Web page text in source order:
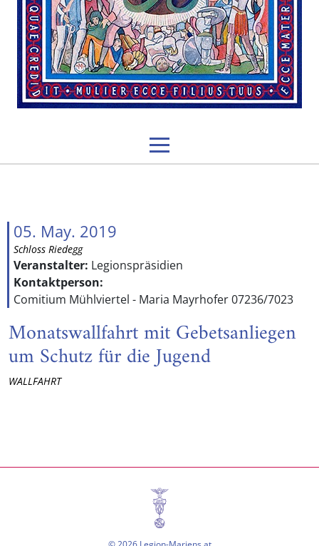
05. May. 2019
Schloss Riedegg
Veranstalter: Legionspräsidien
Kontaktperson:
Comitium Mühlviertel - Maria Mayrhofer 07236/7023
Monatswallfahrt mit Gebetsanliegen
um Schutz für die Jugend
WALLFAHRT